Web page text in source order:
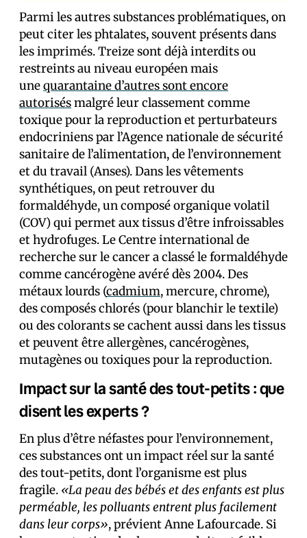
Parmi les autres substances problématiques, on
peut citer les phtalates, souvent présents dans
les imprimés. Treize sont déjà interdits ou
restreints au niveau européen mais
unequarantaine d’autres sont encore
autorisésmalgré leur classement comme
toxique pour la reproduction et perturbateurs
endocriniens par l’Agence nationale de sécurité
sanitaire de l’alimentation, de l’environnement
et du travail (Anses). Dans les vêtements
synthétiques, on peut retrouver du
formaldéhyde, un composé organique volatil
(COV) qui permet aux tissus d’être infroissables
et hydrofuges. Le Centre international de
recherche sur le cancer a classé le formaldéhyde
comme cancérogène avéré dès 2004. Des
métaux lourds (cadmium, mercure, chrome),
des composés chlorés (pour blanchir le textile)
ou des colorants se cachent aussi dans les tissus
et peuvent être allergènes, cancérogènes,
mutagènes ou toxiques pour la reproduction.
Impact sur la santé des tout-petits : que
disent les experts ?
En plus d’être néfastes pour l’environnement,
ces substances ont un impact réel sur la santé
des tout-petits, dont l’organisme est plus
fragile. «La peau des bébés et des enfants est plus
perméable, les polluants entrent plus facilement
dans leur corps», prévient Anne Lafourcade. Si